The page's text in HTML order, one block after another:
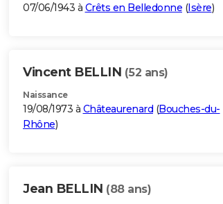
07/06/1943 à Crêts en Belledonne (Isère)
Vincent BELLIN (52 ans)
Naissance
19/08/1973 à Châteaurenard (Bouches-du-
Rhône)
Jean BELLIN (88 ans)